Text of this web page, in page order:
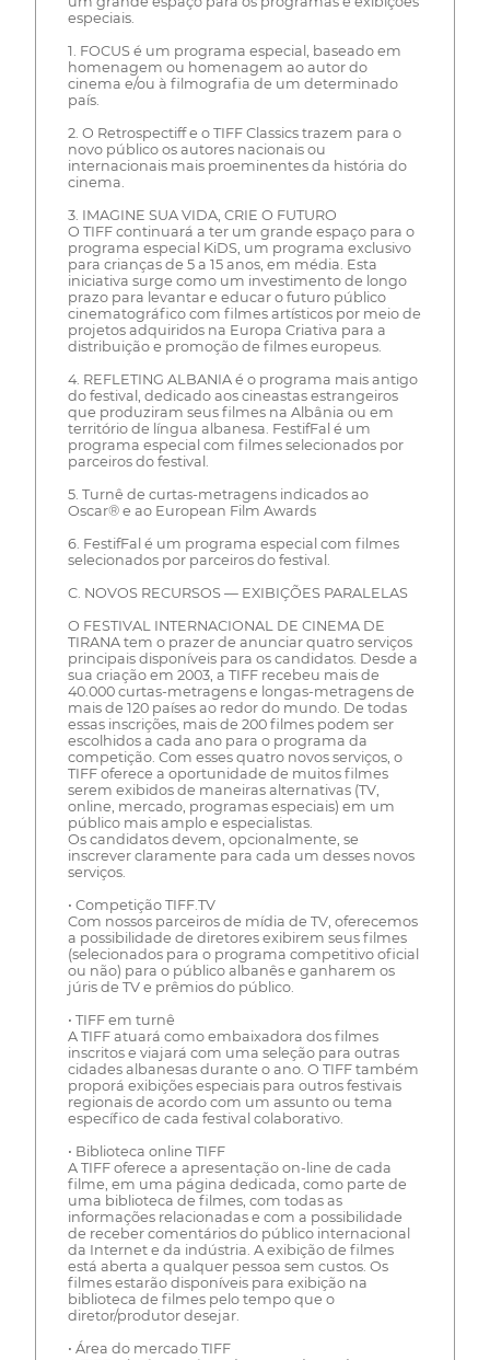
especiais.
1. FOCUS é um programa especial, baseado em
homenagem ou homenagem ao autor do
cinema e/ou à filmografia de um determinado
país.
2. O Retrospectiff e o TIFF Classics trazem para o
novo público os autores nacionais ou
internacionais mais proeminentes da história do
cinema.
3. IMAGINE SUA VIDA, CRIE O FUTURO
O TIFF continuará a ter um grande espaço para o
programa especial KiDS, um programa exclusivo
para crianças de 5 a 15 anos, em média. Esta
iniciativa surge como um investimento de longo
prazo para levantar e educar o futuro público
cinematográfico com filmes artísticos por meio de
projetos adquiridos na Europa Criativa para a
distribuição e promoção de filmes europeus.
4. REFLETING ALBANIA é o programa mais antigo
do festival, dedicado aos cineastas estrangeiros
que produziram seus filmes na Albânia ou em
território de língua albanesa. FestifFal é um
programa especial com filmes selecionados por
parceiros do festival.
5. Turnê de curtas-metragens indicados ao
Oscar® e ao European Film Awards
6. FestifFal é um programa especial com filmes
selecionados por parceiros do festival.
C. NOVOS RECURSOS — EXIBIÇÕES PARALELAS
O FESTIVAL INTERNACIONAL DE CINEMA DE
TIRANA tem o prazer de anunciar quatro serviços
principais disponíveis para os candidatos. Desde a
sua criação em 2003, a TIFF recebeu mais de
40.000 curtas-metragens e longas-metragens de
mais de 120 países ao redor do mundo. De todas
essas inscrições, mais de 200 filmes podem ser
escolhidos a cada ano para o programa da
competição. Com esses quatro novos serviços, o
TIFF oferece a oportunidade de muitos filmes
serem exibidos de maneiras alternativas (TV,
online, mercado, programas especiais) em um
público mais amplo e especialistas.
Os candidatos devem, opcionalmente, se
inscrever claramente para cada um desses novos
serviços.
• Competição TIFF.TV
Com nossos parceiros de mídia de TV, oferecemos
a possibilidade de diretores exibirem seus filmes
(selecionados para o programa competitivo oficial
ou não) para o público albanês e ganharem os
júris de TV e prêmios do público.
• TIFF em turnê
A TIFF atuará como embaixadora dos filmes
inscritos e viajará com uma seleção para outras
cidades albanesas durante o ano. O TIFF também
proporá exibições especiais para outros festivais
regionais de acordo com um assunto ou tema
específico de cada festival colaborativo.
• Biblioteca online TIFF
A TIFF oferece a apresentação on-line de cada
filme, em uma página dedicada, como parte de
uma biblioteca de filmes, com todas as
informações relacionadas e com a possibilidade
de receber comentários do público internacional
da Internet e da indústria. A exibição de filmes
está aberta a qualquer pessoa sem custos. Os
filmes estarão disponíveis para exibição na
biblioteca de filmes pelo tempo que o
diretor/produtor desejar.
• Área do mercado TIFF